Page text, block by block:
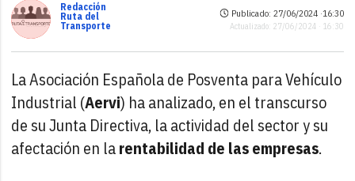
Redacción
Ruta del
Transporte
Publicado: 27/06/2024 ·16:30
Actualizado: 27/06/2024 · 16:30
La Asociación Española de Posventa para Vehículo
Industrial (Aervi) ha analizado, en el transcurso
de su Junta Directiva, la actividad del sector y su
afectación en larentabilidad de las empresas.